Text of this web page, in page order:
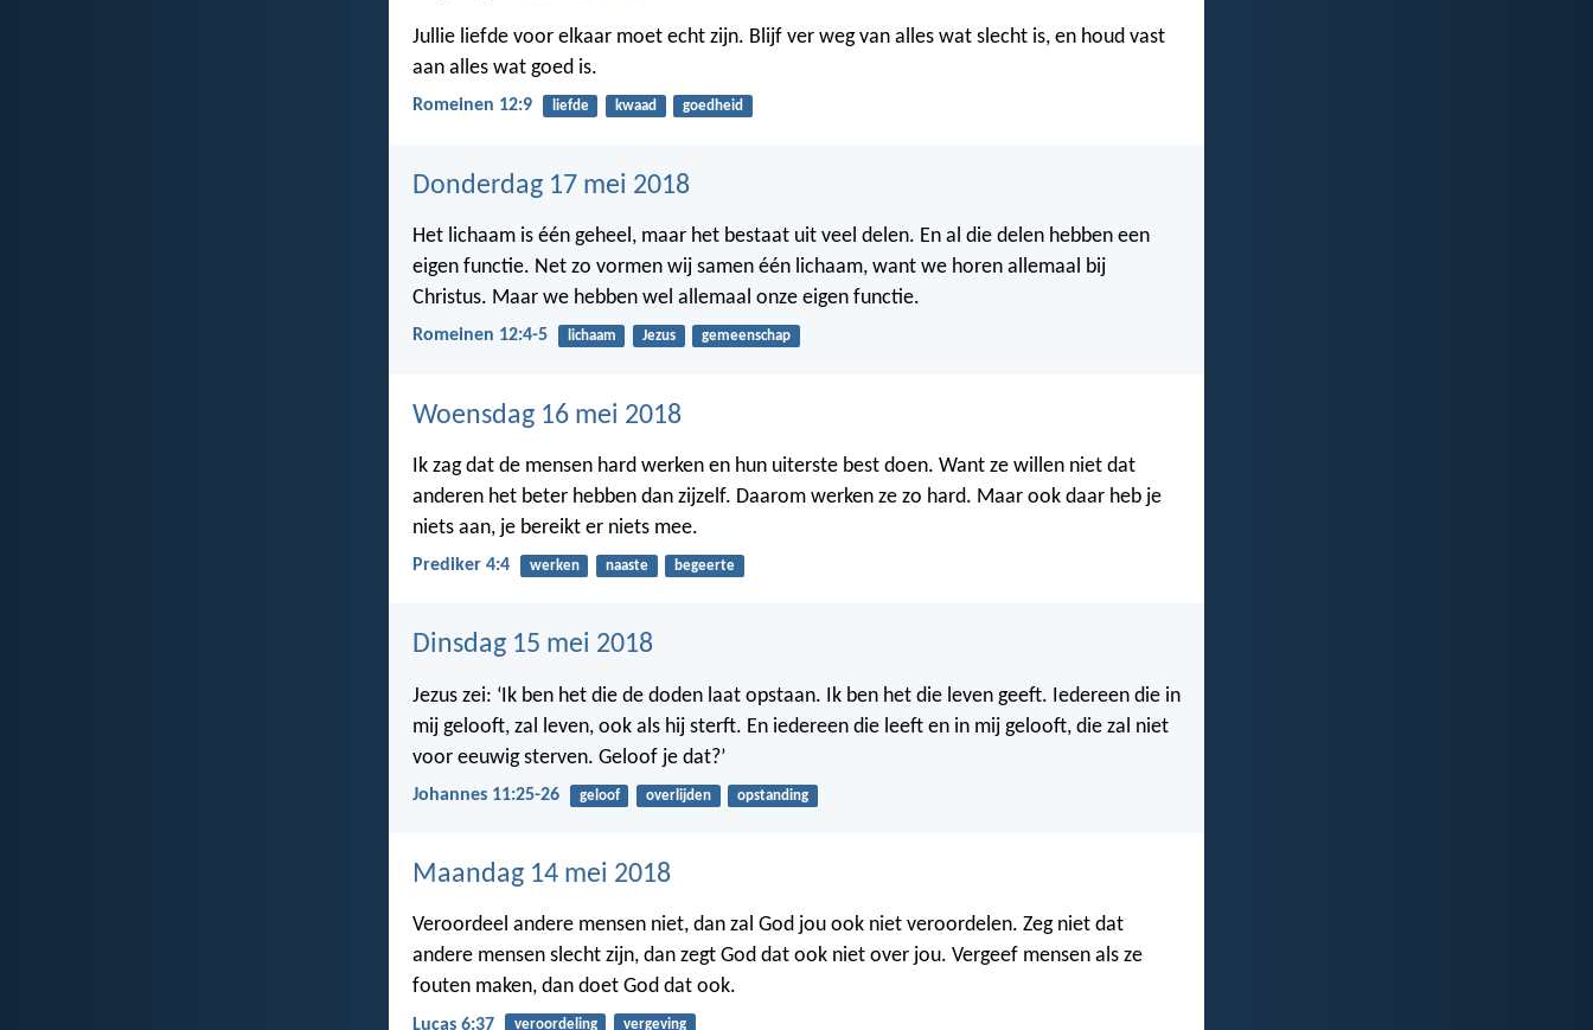
Jullie liefde voor elkaar moet echt zijn. Blijf ver weg van alles wat slecht is, en houd vast
aan alles wat goed is.
Romeinen 12:9 liefde kwaad goedheid
Donderdag 17 mei 2018
Het lichaam is één geheel, maar het bestaat uit veel delen. En al die delen hebben een
eigen functie. Net zo vormen wij samen één lichaam, want we horen allemaal bij
Christus. Maar we hebben wel allemaal onze eigen functie.
Romeinen 12:4-5 lichaam Jezus gemeenschap
Woensdag 16 mei 2018
Ik zag dat de mensen hard werken en hun uiterste best doen. Want ze willen niet dat
anderen het beter hebben dan zijzelf. Daarom werken ze zo hard. Maar ook daar heb je
niets aan, je bereikt er niets mee.
Prediker 4:4 werken naaste begeerte
Dinsdag 15 mei 2018
Jezus zei: ‘Ik ben het die de doden laat opstaan. Ik ben het die leven geeft. Iedereen die in
mij gelooft, zal leven, ook als hij sterft. En iedereen die leeft en in mij gelooft, die zal niet
voor eeuwig sterven. Geloof je dat?’
Johannes 11:25-26 geloof overlijden opstanding
Maandag 14 mei 2018
Veroordeel andere mensen niet, dan zal God jou ook niet veroordelen. Zeg niet dat
andere mensen slecht zijn, dan zegt God dat ook niet over jou. Vergeef mensen als ze
fouten maken, dan doet God dat ook.
Lucas 6:37 veroordeling vergeving